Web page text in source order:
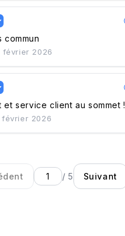
commun
février 2026
service client au sommet !
février 2026
/ 5 Suivant